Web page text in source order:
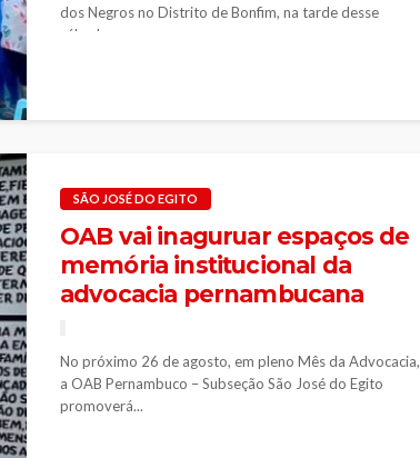
dos Negros no Distrito de Bonfim, na tarde desse
sábado...
SÃO JOSÉ DO EGITO
OAB vai inaguruar espaços de
memória institucional da
advocacia pernambucana
No próximo 26 de agosto, em pleno Mês da Advocacia,
a OAB Pernambuco – Subseção São José do Egito
promoverá...